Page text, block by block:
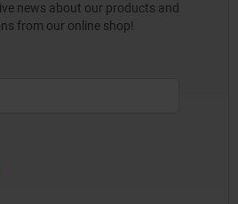
news about our products and
from our online shop!